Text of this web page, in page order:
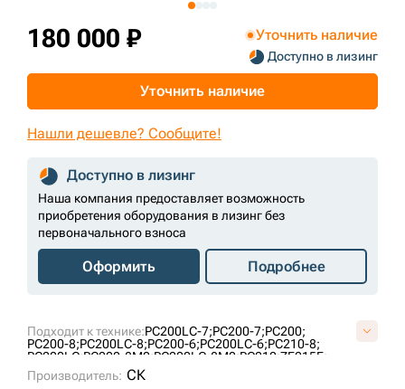
Подходит к технике:PC200LC-7;PC200-7;PC200;
PC200-8;PC200LC-8;PC200-6;PC200LC-6;PC210-8;
PC200LC;PC200-8M0;PC200LC-8M0;PC210;ZE215E;
SE210-9;
PC210LC;FR225E2;
Производитель: СК
180 000 ₽ Уточнить наличие
Доступно в лизинг
Уточнить наличие
Нашли дешевле? Сообщите!
Доступно в лизинг
Наша компания предоставляет возможность
приобретения оборудования в лизинг без
первоначального взноса
Оформить Подробнее